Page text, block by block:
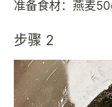
准备食材：燕麦
步骤 2